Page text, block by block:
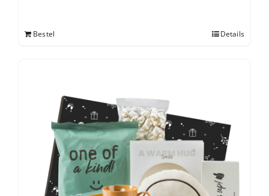
Bestel Details